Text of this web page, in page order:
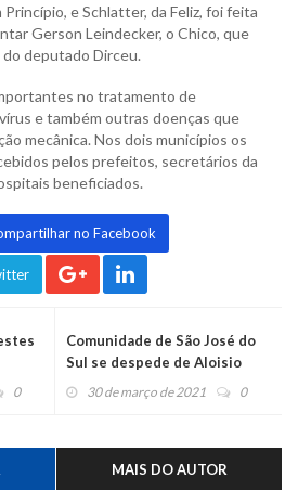
Princípio, e Schlatter, da Feliz, foi feita
Gerson Leindecker, o Chico, que
deputado Dirceu.
no tratamento de
e também outras doenças que
mecânica. Nos dois municípios os
pelos prefeitos, secretários da
beneficiados.
no Facebook
0
Comunidade de São José do
Sul se despede de Aloisio
Inácio Brand
30 de março de 2021 0
MAIS DO AUTOR